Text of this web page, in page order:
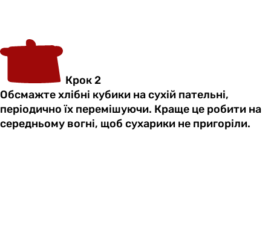
Крок 2
Обсмажте хлібні кубики на сухій пательні,
періодично їх перемішуючи. Краще це робити на
середньому вогні, щоб сухарики не пригоріли.